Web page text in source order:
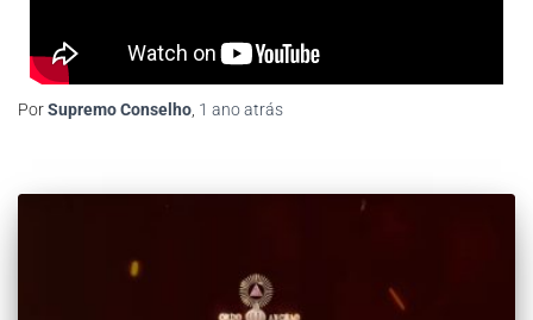
PorSupremo Conselho, 1 anoatrás